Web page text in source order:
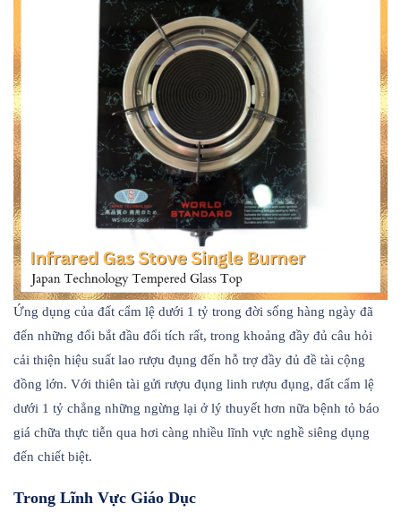
Ứng dụng của đất cẩm lệ dưới 1 tỷ trong đời sống hàng ngày đã
đến những đổi bắt đầu đổi tích rất, trong khoảng đầy đủ câu hỏi
cải thiện hiệu suất lao rượu đụng đến hỗ trợ đầy đủ đề tài cộng
đồng lớn. Với thiên tài gửi rượu đụng linh rượu đụng, đất cẩm lệ
dưới 1 tỷ chẳng những ngừng lại ở lý thuyết hơn nữa bệnh tỏ báo
giá chữa thực tiễn qua hơi càng nhiều lĩnh vực nghề siêng dụng
đến chiết biệt.
Trong Lĩnh Vực Giáo Dục